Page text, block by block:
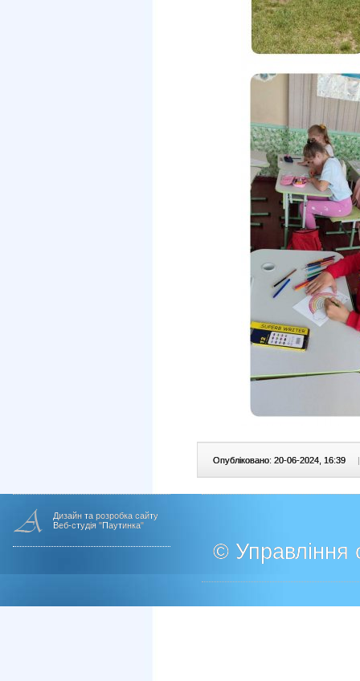
Опубліковано: 20-06-2024, 16:39 |
Дизайн та розробка сайту
Веб-студія "Паутинка"
© Управління